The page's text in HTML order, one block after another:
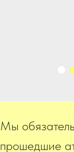
Мы
прошедшие